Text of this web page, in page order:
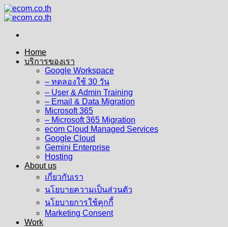
Skip
to
Home
บริการของเรา
Google Workspace
– ทดลองใช้ 30 วัน
– User & Admin Training
– Email & Data Migration
Microsoft 365
– Microsoft 365 Migration
ecom Cloud Managed Services
Google Cloud
Gemini Enterprise
Hosting
About us
เกี่ยวกับเรา
นโยบายความเป็นส่วนตัว
นโยบายการใช้คุกกี้
Marketing Consent
Work